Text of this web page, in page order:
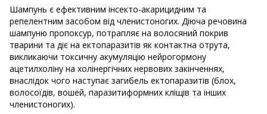
Шампунь є ефективним інсекто-акарицидним та
репелентним засобом від членистоногих. Діюча речовина
шампуню пропоксур, потрапляє на волосяний покрив
тварини та діє на ектопаразитів як контактна отрута,
викликаючи токсичну акумуляцію нейрогормону
ацетилхоліну на холінергічних нервових закінченнях,
внаслідок чого наступає загибель ектопаразитів (блох,
волосоїдів, вошей, паразитиформних кліщів та інших
членистоногих).